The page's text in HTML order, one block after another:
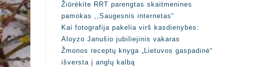
Žiūrėkite RRT parengtas skaitmenines
pamokas ,,Saugesnis internetas“
Kai fotografija pakelia virš kasdienybės:
Aloyzo Janušio jubiliejinis vakaras
Žmonos receptų knyga „Lietuvos gaspadinė“
išversta į anglų kalbą